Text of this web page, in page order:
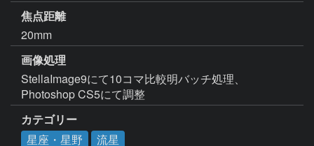
焦点距離
20mm
画像処理
StellaImage9にて10コマ比較明バッチ処理、
Photoshop CS5にて調整
カテゴリー
星座・星野
流星